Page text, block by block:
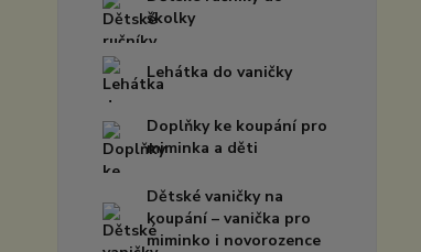
školky
Lehátka do vaničky
Doplňky ke koupání pro
miminka a děti
Dětské vaničky na
koupání – vanička pro
miminko i novorozence